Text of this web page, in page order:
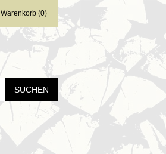
Warenkorb (0)
SUCHEN